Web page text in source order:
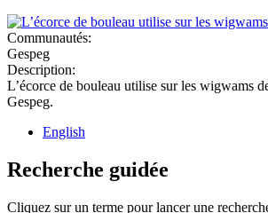
Communautés:
Gespeg
Description:
L’écorce de bouleau utilise sur les wigwams
Gespeg.
English
Recherche guidée
Cliquez sur un terme pour lancer une